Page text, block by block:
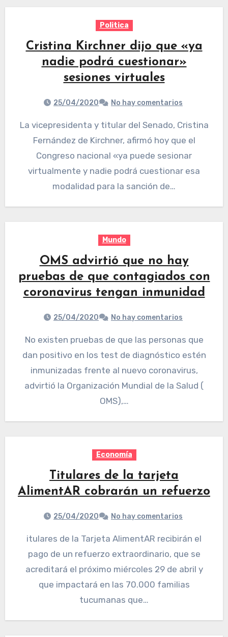
Politica
Cristina Kirchner dijo que «ya
nadie podrá cuestionar»
sesiones virtuales
25/04/2020 No hay comentarios
La vicepresidenta y titular del Senado, Cristina
Fernández de Kirchner, afirmó hoy que el
Congreso nacional «ya puede sesionar
virtualmente y nadie podrá cuestionar esa
modalidad para la sanción de…
Mundo
OMS advirtió que no hay
pruebas de que contagiados con
coronavirus tengan inmunidad
25/04/2020 No hay comentarios
No existen pruebas de que las personas que
dan positivo en los test de diagnóstico estén
inmunizadas frente al nuevo coronavirus,
advirtió la Organización Mundial de la Salud (
OMS),…
Economía
Titulares de la tarjeta
AlimentAR cobrarán un refuerzo
25/04/2020 No hay comentarios
itulares de la Tarjeta AlimentAR recibirán el
pago de un refuerzo extraordinario, que se
acreditará el próximo miércoles 29 de abril y
que impactará en las 70.000 familias
tucumanas que…